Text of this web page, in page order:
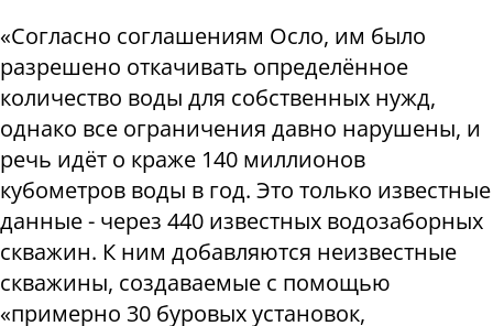
«Согласно соглашениям Осло, им было
разрешено откачивать определённое
количество воды для собственных нужд,
однако все ограничения давно нарушены, и
речь идёт о краже 140 миллионов
кубометров воды в год. Это только известные
данные - через 440 известных водозаборных
скважин. К ним добавляются неизвестные
скважины, создаваемые с помощью
«примерно 30 буровых установок,